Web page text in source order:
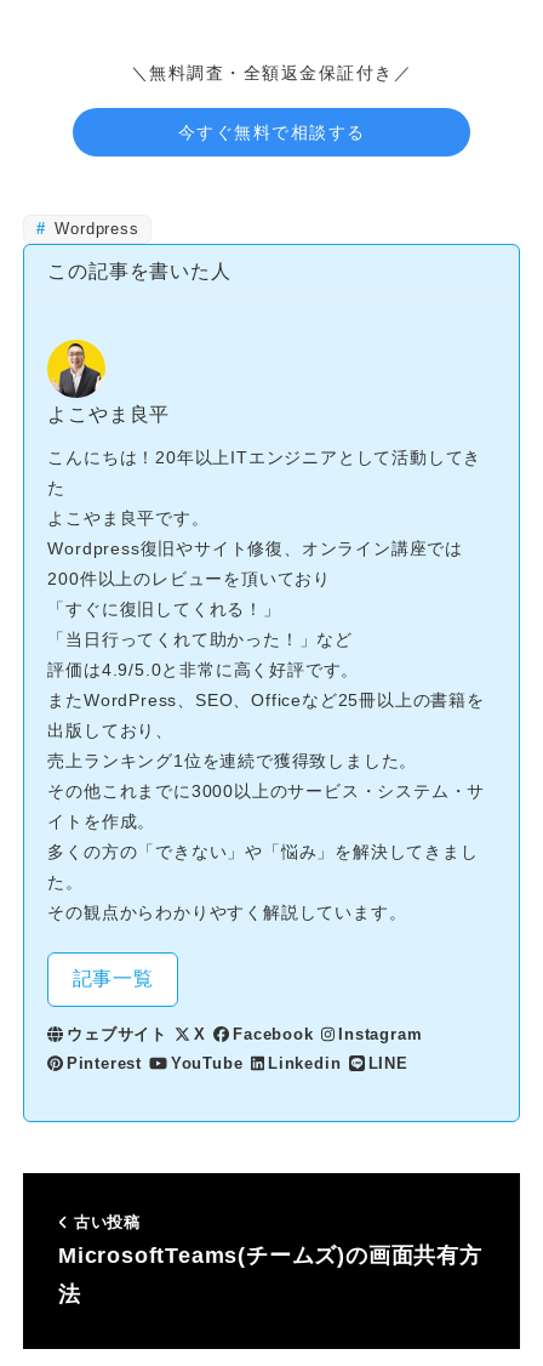
＼無料調査・全額返金保証付き／
今すぐ無料で相談する
Wordpress
この記事を書いた人
よこやま良平
こんにちは！20年以上ITエンジニアとして活動してき
た
よこやま良平です。
Wordpress復旧やサイト修復、オンライン講座では
200件以上のレビューを頂いており
「すぐに復旧してくれる！」
「当日行ってくれて助かった！」など
評価は4.9/5.0と非常に高く好評です。
またWordPress、SEO、Officeなど25冊以上の書籍を
出版しており、
売上ランキング1位を連続で獲得致しました。
その他これまでに3000以上のサービス・システム・サ
イトを作成。
多くの方の「できない」や「悩み」を解決してきまし
た。
その観点からわかりやすく解説しています。
記事一覧
ウェブサイト X Facebook
Instagram
Pinterest
YouTube Linkedin LINE
古い投稿
MicrosoftTeams(チームズ)の画面共有方
法